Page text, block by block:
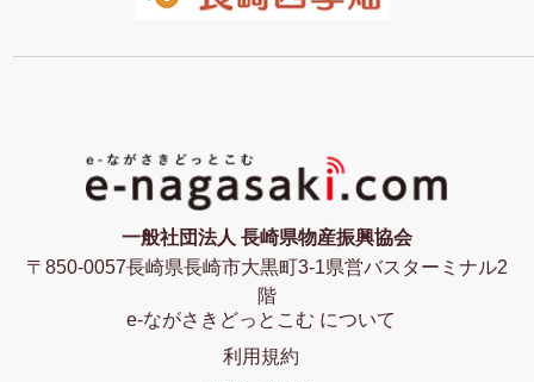
一般社団法人 長崎県物産振興協会
〒850-0057長崎県長崎市大黒町3-1県営バスターミナル2
階
e-ながさきどっとこむ について
利用規約